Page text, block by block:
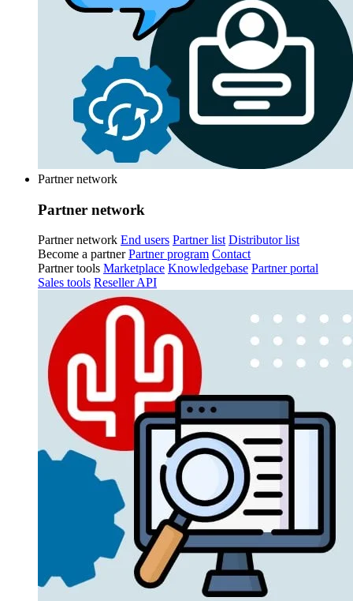
Partner network
Partner network
Partner network End users Partner list Distributor list
Become a partner Partner program Contact
Partner tools Marketplace Knowledgebase Partner portal
Sales tools Reseller API